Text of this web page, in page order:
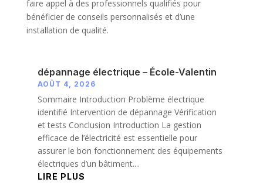
faire appel à des professionnels qualifiés pour
bénéficier de conseils personnalisés et d’une
installation de qualité.
dépannage électrique – École-Valentin
AOÛT 4, 2026
Sommaire Introduction Problème électrique
identifié Intervention de dépannage Vérification
et tests Conclusion Introduction La gestion
efficace de l’électricité est essentielle pour
assurer le bon fonctionnement des équipements
électriques d’un bâtiment....
LIRE PLUS